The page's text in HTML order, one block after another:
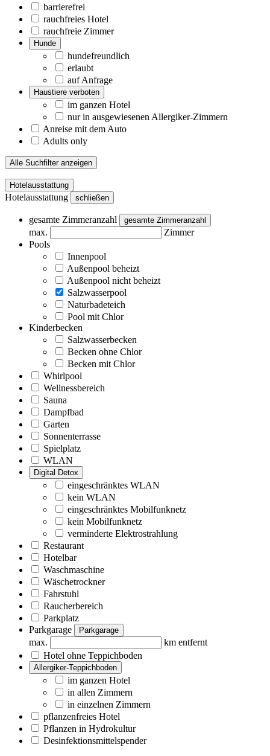
barrierefrei
rauchfreies Hotel
rauchfreie Zimmer
Hunde
hundefreundlich
erlaubt
auf Anfrage
Haustiere verboten
im ganzen Hotel
nur in ausgewiesenen Allergiker-Zimmern
Anreise mit dem Auto
Adults only
Alle Suchfilter anzeigen
Hotelausstattung
Hotelausstattung schließen
gesamte Zimmeranzahl gesamte Zimmeranzahl
max.
Zimmer
Pools
Innenpool
Außenpool beheizt
Außenpool nicht beheizt
Salzwasserpool
Naturbadeteich
Pool mit Chlor
Kinderbecken
Salzwasserbecken
Becken ohne Chlor
Becken mit Chlor
Whirlpool
Wellnessbereich
Sauna
Dampfbad
Garten
Sonnenterrasse
Spielplatz
WLAN
Digital Detox
eingeschränktes WLAN
kein WLAN
eingeschränktes Mobilfunknetz
kein Mobilfunknetz
verminderte Elektrostrahlung
Restaurant
Hotelbar
Waschmaschine
Wäschetrockner
Fahrstuhl
Raucherbereich
Parkplatz
Parkgarage
Parkgarage
max.
km entfernt
Hotel ohne Teppichboden
Allergiker-Teppichboden
im ganzen Hotel
in allen Zimmern
in einzelnen Zimmern
pflanzenfreies Hotel
Pflanzen in Hydrokultur
Desinfektionsmittelspender